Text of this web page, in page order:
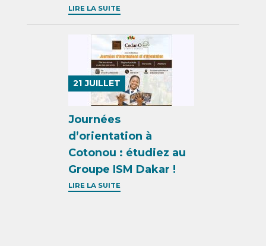
LIRE LA SUITE
21 JUILLET
Journées
d’orientation à
Cotonou : étudiez au
Groupe ISM Dakar !
LIRE LA SUITE